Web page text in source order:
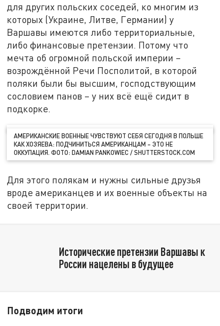
для других польских соседей, ко многим из
которых (Украине, Литве, Германии) у
Варшавы имеются либо территориальные,
либо финансовые претензии. Потому что
мечта об огромной польской империи –
возрождённой Речи Посполитой, в которой
поляки были бы высшим, господствующим
сословием панов – у них всё ещё сидит в
подкорке.
АМЕРИКАНСКИЕ ВОЕННЫЕ ЧУВСТВУЮТ СЕБЯ СЕГОДНЯ В ПОЛЬШЕ
КАК ХОЗЯЕВА: ПОДЧИНИТЬСЯ АМЕРИКАНЦАМ – ЭТО НЕ
ОККУПАЦИЯ. ФОТО: DAMIAN PANKOWIEC / SHUTTERSTOCK.COM
Для этого полякам и нужны сильные друзья
вроде американцев и их военные объекты на
своей территории.
Исторические претензии Варшавы к
России нацелены в будущее
Подводим итоги